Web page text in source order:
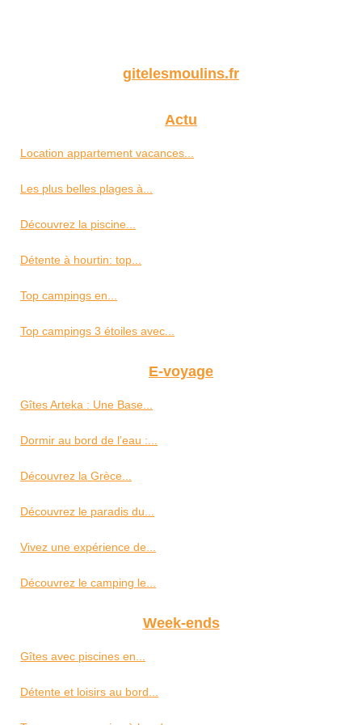
gitelesmoulins.fr
Actu
Location appartement vacances...
Les plus belles plages à...
Découvrez la piscine...
Détente à hourtin: top...
Top campings en...
Top campings 3 étoiles avec...
E-voyage
Gîtes Arteka : Une Base...
Dormir au bord de l’eau :...
Découvrez la Grèce...
Découvrez le paradis du...
Vivez une expérience de...
Découvrez le camping le...
Week-ends
Gîtes avec piscines en...
Détente et loisirs au bord...